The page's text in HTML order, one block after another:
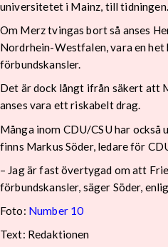
universitetet i Mainz, till tidningen.
Om Merz tvingas bort så anses
Nordrhein-Westfalen, vara en
förbundskansler.
Det är dock långt ifrån säkert att
anses vara ett riskabelt drag.
Många inom CDU/CSU har
finns Markus Söder, ledare för
– Jag är fast övertygad om att
förbundskansler, säger Söder,
Foto: Number 10
Text: Redaktionen